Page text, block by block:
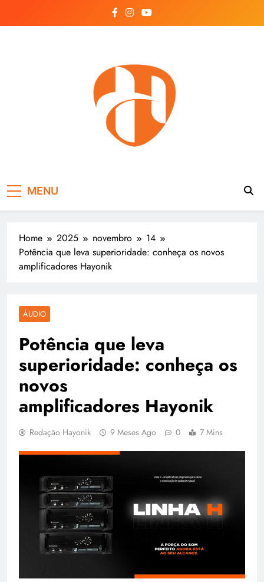
MENU
Home 2025 novembro
14
Potência que leva superioridade: conheça os novos
amplificadores Hayonik
ÁUDIO
Potência que leva
superioridade: conheça os
novos
amplificadores Hayonik
Redação Hayonik 9 Meses Ago 0 7 Mins